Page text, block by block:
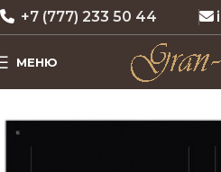
+7 (777) 233 50 44
МЕНЮ